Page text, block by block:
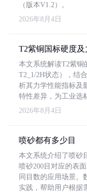
（版本V1.2）。
2026年8月4日
T2紫铜国标硬度
本文系统解读T2紫铜
T2_1/2H状态），结
析其力学性能指标及
特性差异，为工业选
2026年8月4日
喷砂都有多少目
本文系统介绍了喷砂
喷砂200目对应的表
同目数的应用场景。
实践，帮助用户根据